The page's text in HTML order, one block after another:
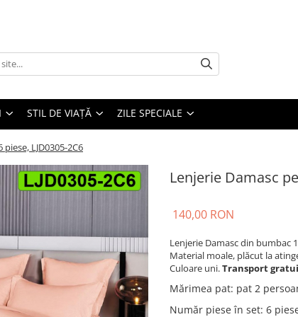
STIL DE VIAȚĂ ZILE SPECIALE
LJD0305-2C6
Lenjerie Damasc
140,00 RON
Lenjerie Damasc din bumbac
Material moale, plăcut la
Culoare uni.Transport
Mărimea pat: pat 2
Număr piese în set: 6